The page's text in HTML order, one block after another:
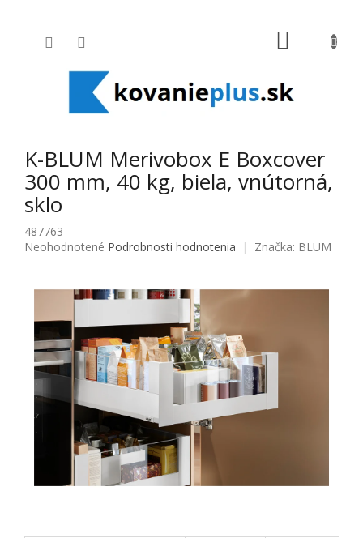
K-BLUM Merivobox E Boxcover
300 mm, 40 kg, biela, vnútorná,
sklo
487763
Priemerné hodnotenie produktu je 0,0 z 5 hviezdičiek.
Neohodnotené Podrobnosti hodnotenia Značka: BLUM